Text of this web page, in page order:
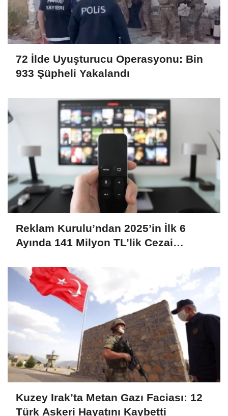
72 İlde Uyuşturucu Operasyonu: Bin
933 Şüpheli Yakalandı
Reklam Kurulu’ndan 2025’in İlk 6
Ayında 141 Milyon TL’lik Cezai
Kuzey Irak’ta Metan Gazı Faciası: 12
Türk Askeri Hayatını Kaybetti